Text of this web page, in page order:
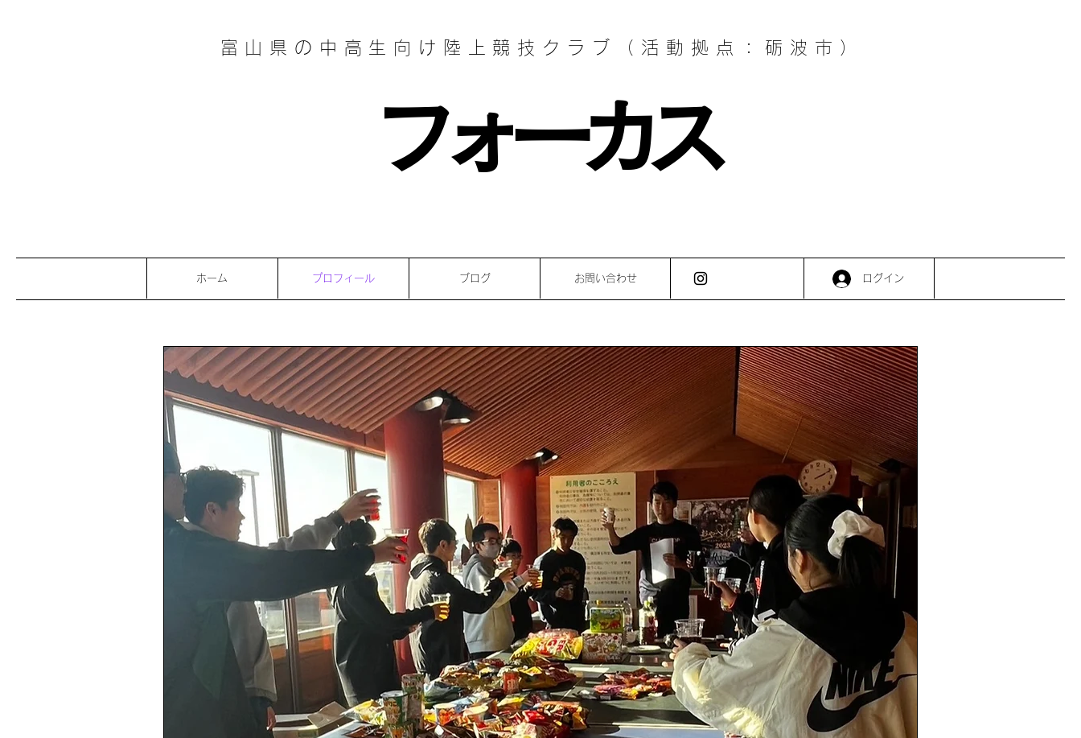
富山県の中高生向け陸上競技クラブ（活動拠点：砺波市）
フォーカス
ログイン
ホーム プロフィール ブログ お問い合わせ